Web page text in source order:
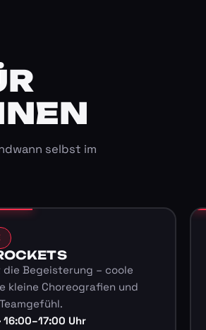
K
selbst im
die Begeisterung – coole
kleine Choreografien und
16:00–17:00 Uhr